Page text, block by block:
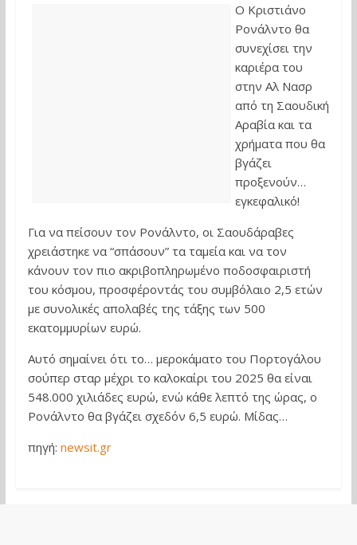
Ο Κριστιάνο
Ρονάλντo θα
συνεχίσει την
καριέρα του
στην Αλ Νασρ
από τη Σαουδική
Αραβία και τα
χρήματα που θα
βγάζει
προξενούν…
εγκεφαλικό!
Για να πείσουν τον Ρονάλντο, οι Σαουδάραβες
χρειάστηκε να “σπάσουν” τα ταμεία και να τον
κάνουν τον πιο ακριβοπληρωμένο ποδοσφαιριστή
του κόσμου, προσφέροντάς του συμβόλαιο 2,5 ετών
με συνολικές απολαβές της τάξης των 500
εκατομμυρίων ευρώ.
Αυτό σημαίνει ότι το… μεροκάματο του Πορτογάλου
σούπερ σταρ μέχρι το καλοκαίρι του 2025 θα είναι
548.000 χιλιάδες ευρώ, ενώ κάθε λεπτό της ώρας, ο
Ρονάλντο θα βγάζει σχεδόν 6,5 ευρώ. Μίδας…
πηγή: newsit.gr